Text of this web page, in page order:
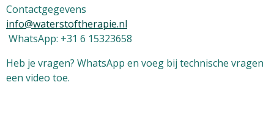
Contactgegevens
info@waterstoftherapie.nl
WhatsApp: +31 6 15323658
Heb je vragen? WhatsApp en voeg bij technische vragen
een video toe.